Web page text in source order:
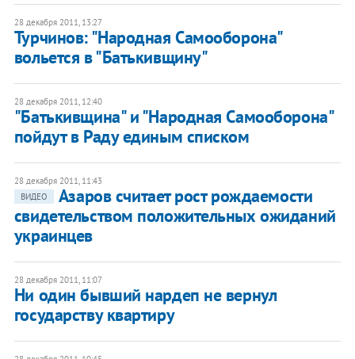
28 декабря 2011, 13:27
Турчинов: "Народная Самооборона"
вольется в "Батькивщину"
28 декабря 2011, 12:40
"Батькивщина" и "Народная Самооборона"
пойдут в Раду единым списком
28 декабря 2011, 11:43
ВИДЕО
Азаров считает рост рождаемости
свидетельством положительных ожиданий
украинцев
28 декабря 2011, 11:07
Ни один бывший нардеп не вернул
государству квартиру